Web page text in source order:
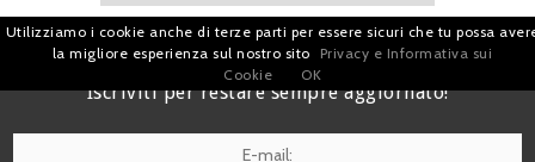
Iscriviti per restare sempre aggiornato!
Utilizziamo i cookie anche di terze parti per essere sicuri che tu possa
la migliore esperienza sul nostro sito
Privacy e Informativa sui
Cookie
OK